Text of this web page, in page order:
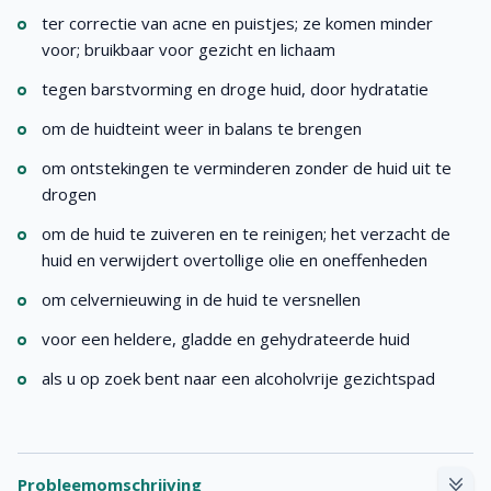
ter correctie van acne en puistjes; ze komen minder
voor; bruikbaar voor gezicht en lichaam
tegen barstvorming en droge huid, door hydratatie
om de huidteint weer in balans te brengen
om ontstekingen te verminderen zonder de huid uit te
drogen
om de huid te zuiveren en te reinigen; het verzacht de
huid en verwijdert overtollige olie en oneffenheden
om celvernieuwing in de huid te versnellen
voor een heldere, gladde en gehydrateerde huid
als u op zoek bent naar een alcoholvrije gezichtspad
Probleemomschrijving